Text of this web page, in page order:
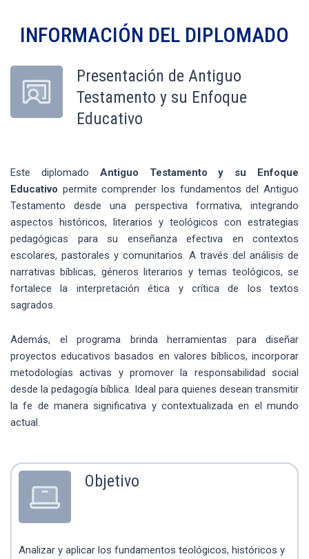
INFORMACIÓN DEL DIPLOMADO
Presentación de Antiguo
Testamento y su Enfoque
Educativo
Este diplomado Antiguo Testamento y su Enfoque
Educativo permite comprender los fundamentos del Antiguo
Testamento desde una perspectiva formativa, integrando
aspectos históricos, literarios y teológicos con estrategias
pedagógicas para su enseñanza efectiva en contextos
escolares, pastorales y comunitarios. A través del análisis de
narrativas bíblicas, géneros literarios y temas teológicos, se
fortalece la interpretación ética y crítica de los textos
sagrados.
Además, el programa brinda herramientas para diseñar
proyectos educativos basados en valores bíblicos, incorporar
metodologías activas y promover la responsabilidad social
desde la pedagogía bíblica. Ideal para quienes desean transmitir
la fe de manera significativa y contextualizada en el mundo
actual.
Objetivo
Analizar y aplicar los fundamentos teológicos, históricos y